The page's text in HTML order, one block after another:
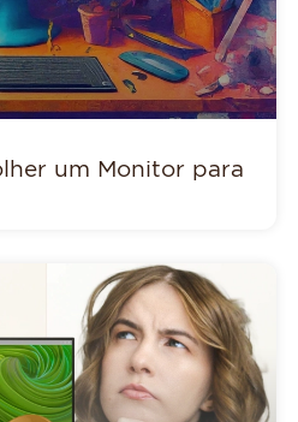
um Monitor para